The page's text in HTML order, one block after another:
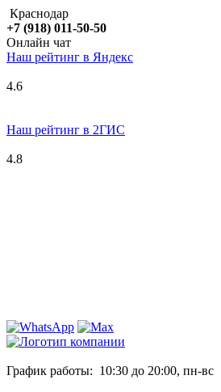
Краснодар
+7 (918) 011-50-50
Онлайн чат
Наш рейтинг в Яндекс
4.6
Наш рейтинг в 2ГИС
4.8
График работы: 10:30 до 20:00, пн-вс